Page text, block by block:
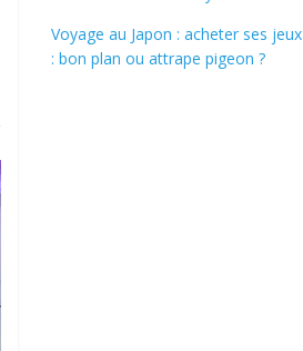
Voyage au Japon : acheter ses
: bon plan ou attrape pigeon ?